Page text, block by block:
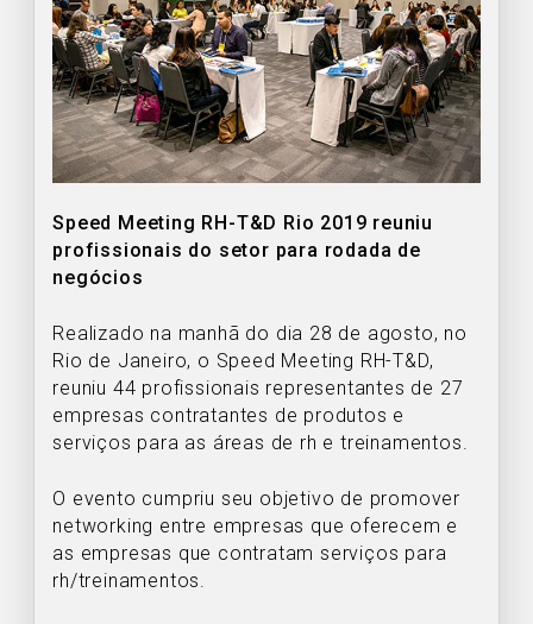
Speed Meeting RH-T&D Rio 2019 reuniu
profissionais do setor para rodada de
negócios
Realizado na manhã do dia 28 de agosto, no
Rio de Janeiro, o Speed Meeting RH-T&D,
reuniu 44 profissionais representantes de 27
empresas contratantes de produtos e
serviços para as áreas de rh e treinamentos.
O evento cumpriu seu objetivo de promover
networking entre empresas que oferecem e
as empresas que contratam serviços para
rh/treinamentos.